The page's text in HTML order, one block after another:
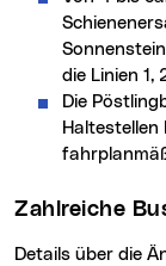
die Linien 1,
Die
Zahlreiche
Details über die Änderungen der betroffenen Buslinien